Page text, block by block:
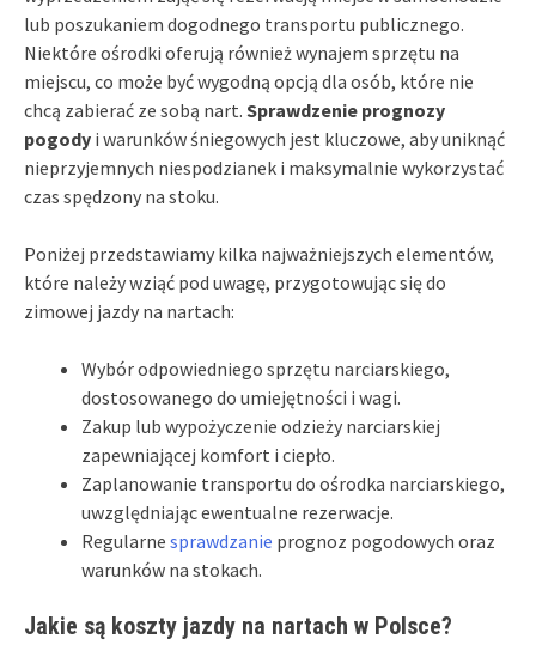
lub poszukaniem dogodnego transportu publicznego.
Niektóre ośrodki oferują również wynajem sprzętu na
miejscu, co może być wygodną opcją dla osób, które nie
chcą zabierać ze sobą nart. Sprawdzenie prognozy
pogody i warunków śniegowych jest kluczowe, aby uniknąć
nieprzyjemnych niespodzianek i maksymalnie wykorzystać
czas spędzony na stoku.
Poniżej przedstawiamy kilka najważniejszych elementów,
które należy wziąć pod uwagę, przygotowując się do
zimowej jazdy na nartach:
Wybór odpowiedniego sprzętu narciarskiego,
dostosowanego do umiejętności i wagi.
Zakup lub wypożyczenie odzieży narciarskiej
zapewniającej komfort i ciepło.
Zaplanowanie transportu do ośrodka narciarskiego,
uwzględniając ewentualne rezerwacje.
Regularne sprawdzanie prognoz pogodowych oraz
warunków na stokach.
Jakie są koszty jazdy na nartach w Polsce?